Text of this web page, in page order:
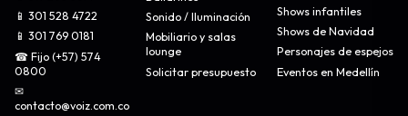
📱 301 528 4722
📱 301 769 0181
☎ Fijo (+57) 574
0800
✉
contacto@voiz.com.co
Sonido / Iluminación
Mobiliario y salas
lounge
Solicitar presupuesto
Shows infantiles
Shows de Navidad
Personajes de espejos
Eventos en Medellín